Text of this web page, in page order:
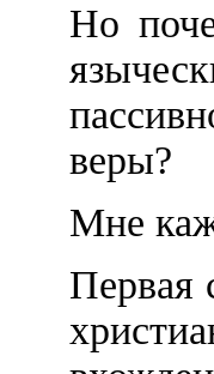
Но
веры?
Мне
Первая